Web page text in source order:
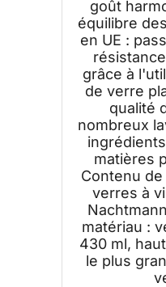
goût
équilibre
en UE :
grâce à
de verre
qualité
nombreux
matières
Contenu de
verres à
matériau :
430 ml,
le plus